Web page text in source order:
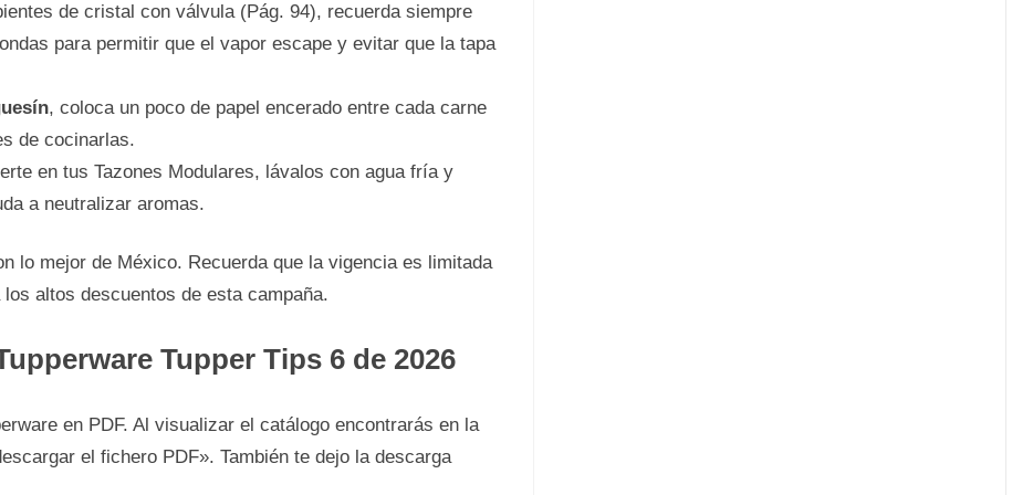
de cristal con válvula (Pág. 94), recuerda siempre
para permitir que el vapor escape y evitar que la tapa
, coloca un poco de papel encerado entre cada carne
de cocinarlas.
en tus Tazones Modulares, lávalos con agua fría y
a neutralizar aromas.
lo mejor de México. Recuerda que la vigencia es limitada
altos descuentos de esta campaña.
Tupper Tips 6 de 2026
en PDF. Al visualizar el catálogo encontrarás en la
el fichero PDF». También te dejo la descarga